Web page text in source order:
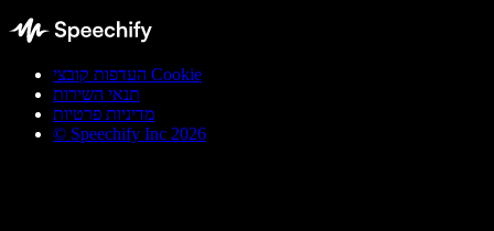
העדפות קובצי Cookie
תנאי השירות
מדיניות פרטיות
© Speechify Inc 2026